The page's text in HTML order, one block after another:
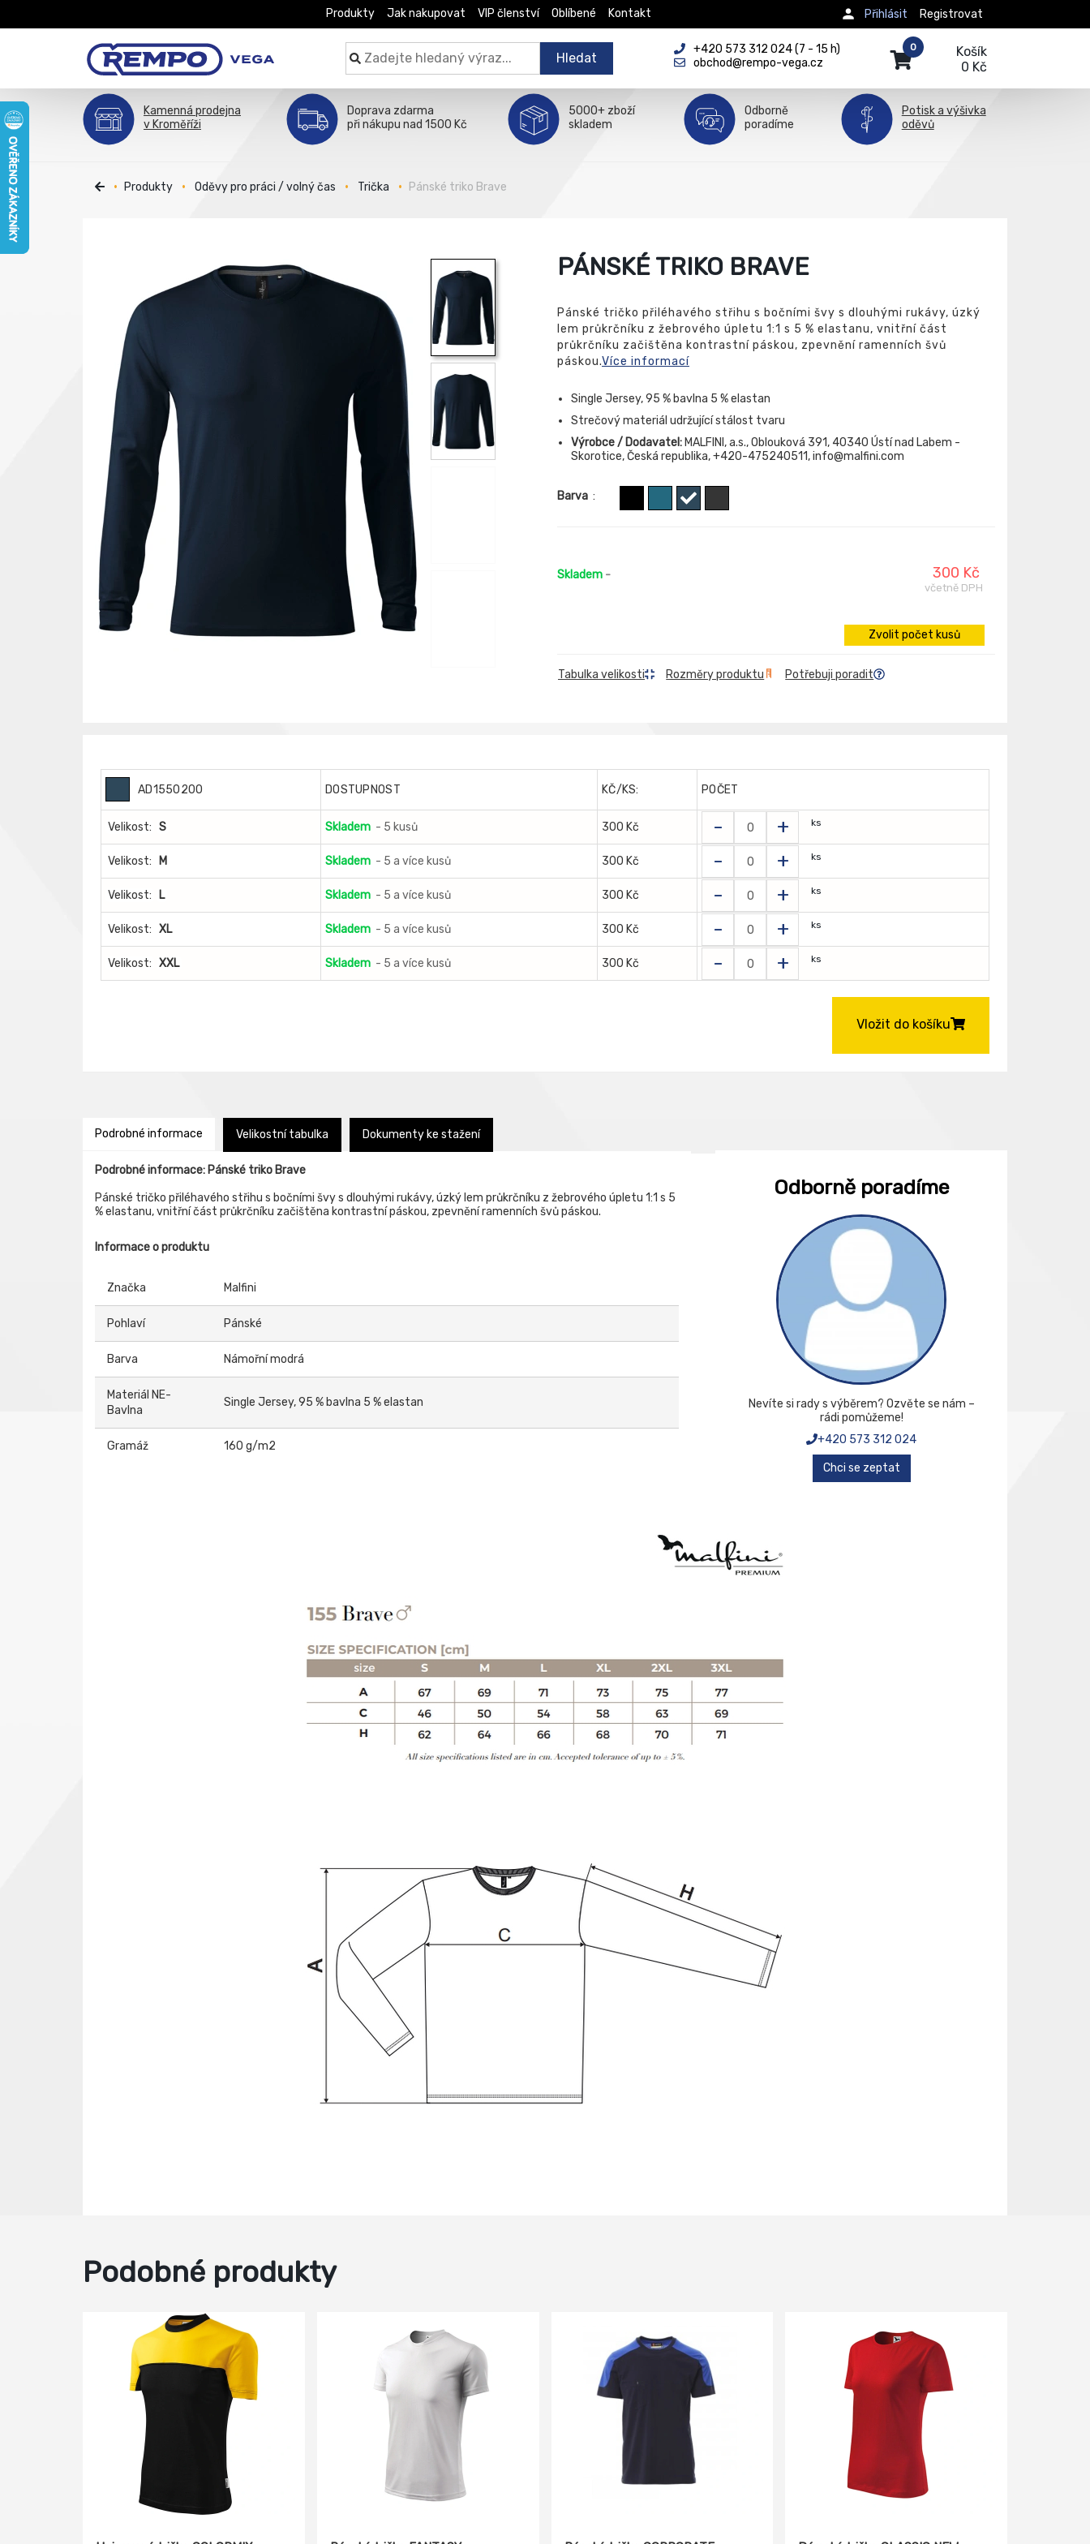
Produkty Jak nakupovat VIP členství Oblíbené Kontakt Registrovat
Přihlásit
Hledat
+420 573 312 024 (7 - 15 h)
obchod@rempo-vega.cz
Košík
0 Kč
0
Kamenná prodejna
v Kroměříži
Doprava zdarma
při nákupu nad 1500 Kč
5000+ zboží
skladem
Odborně
poradíme
Potisk a výšivka
oděvů
Produkty Oděvy pro práci / volný čas Trička Pánské triko Brave
PÁNSKÉ TRIKO BRAVE
Pánské tričko přiléhavého střihu s bočními švy s dlouhými rukávy, úzký
lem průkrčníku z žebrového úpletu 1:1 s 5 % elastanu, vnitřní část
průkrčníku začištěna kontrastní páskou, zpevnění ramenních švů
páskou.Více informací
Single Jersey, 95 % bavlna 5 % elastan
Strečový materiál udržující stálost tvaru
Výrobce / Dodavatel: MALFINI, a.s., Oblouková 391, 40340 Ústí nad Labem -
Skorotice, Česká republika, +420-475240511, info@malfini.com
Barva :
Skladem - 300 Kč
včetně DPH
Zvolit počet kusů
Tabulka velikosti Rozměry produktu Potřebuji poradit
AD1550200 DOSTUPNOST KČ/KS: POČET
Velikost: S Skladem - 5 kusů 300 Kč - + ks
Velikost: M Skladem - 5 a více kusů 300 Kč - + ks
Velikost: L Skladem - 5 a více kusů 300 Kč - + ks
Velikost: XL Skladem - 5 a více kusů 300 Kč - + ks
Velikost: XXL Skladem - 5 a více kusů 300 Kč - + ks
Vložit do košíku
Podrobné informace Velikostní tabulka Dokumenty ke stažení
Podrobné informace: Pánské triko Brave
Pánské tričko přiléhavého střihu s bočními švy s dlouhými rukávy, úzký lem průkrčníku z žebrového úpletu 1:1 s 5
% elastanu, vnitřní část průkrčníku začištěna kontrastní páskou, zpevnění ramenních švů páskou.
Informace o produktu
Značka Malfini
Pohlaví Pánské
Barva Námořní modrá
Materiál NE-
Bavlna
Single Jersey, 95 % bavlna 5 % elastan
Gramáž 160 g/m2
Odborně poradíme
Nevíte si rady s výběrem? Ozvěte se nám –
rádi pomůžeme!
+420 573 312 024
Chci se zeptat
Podobné produkty